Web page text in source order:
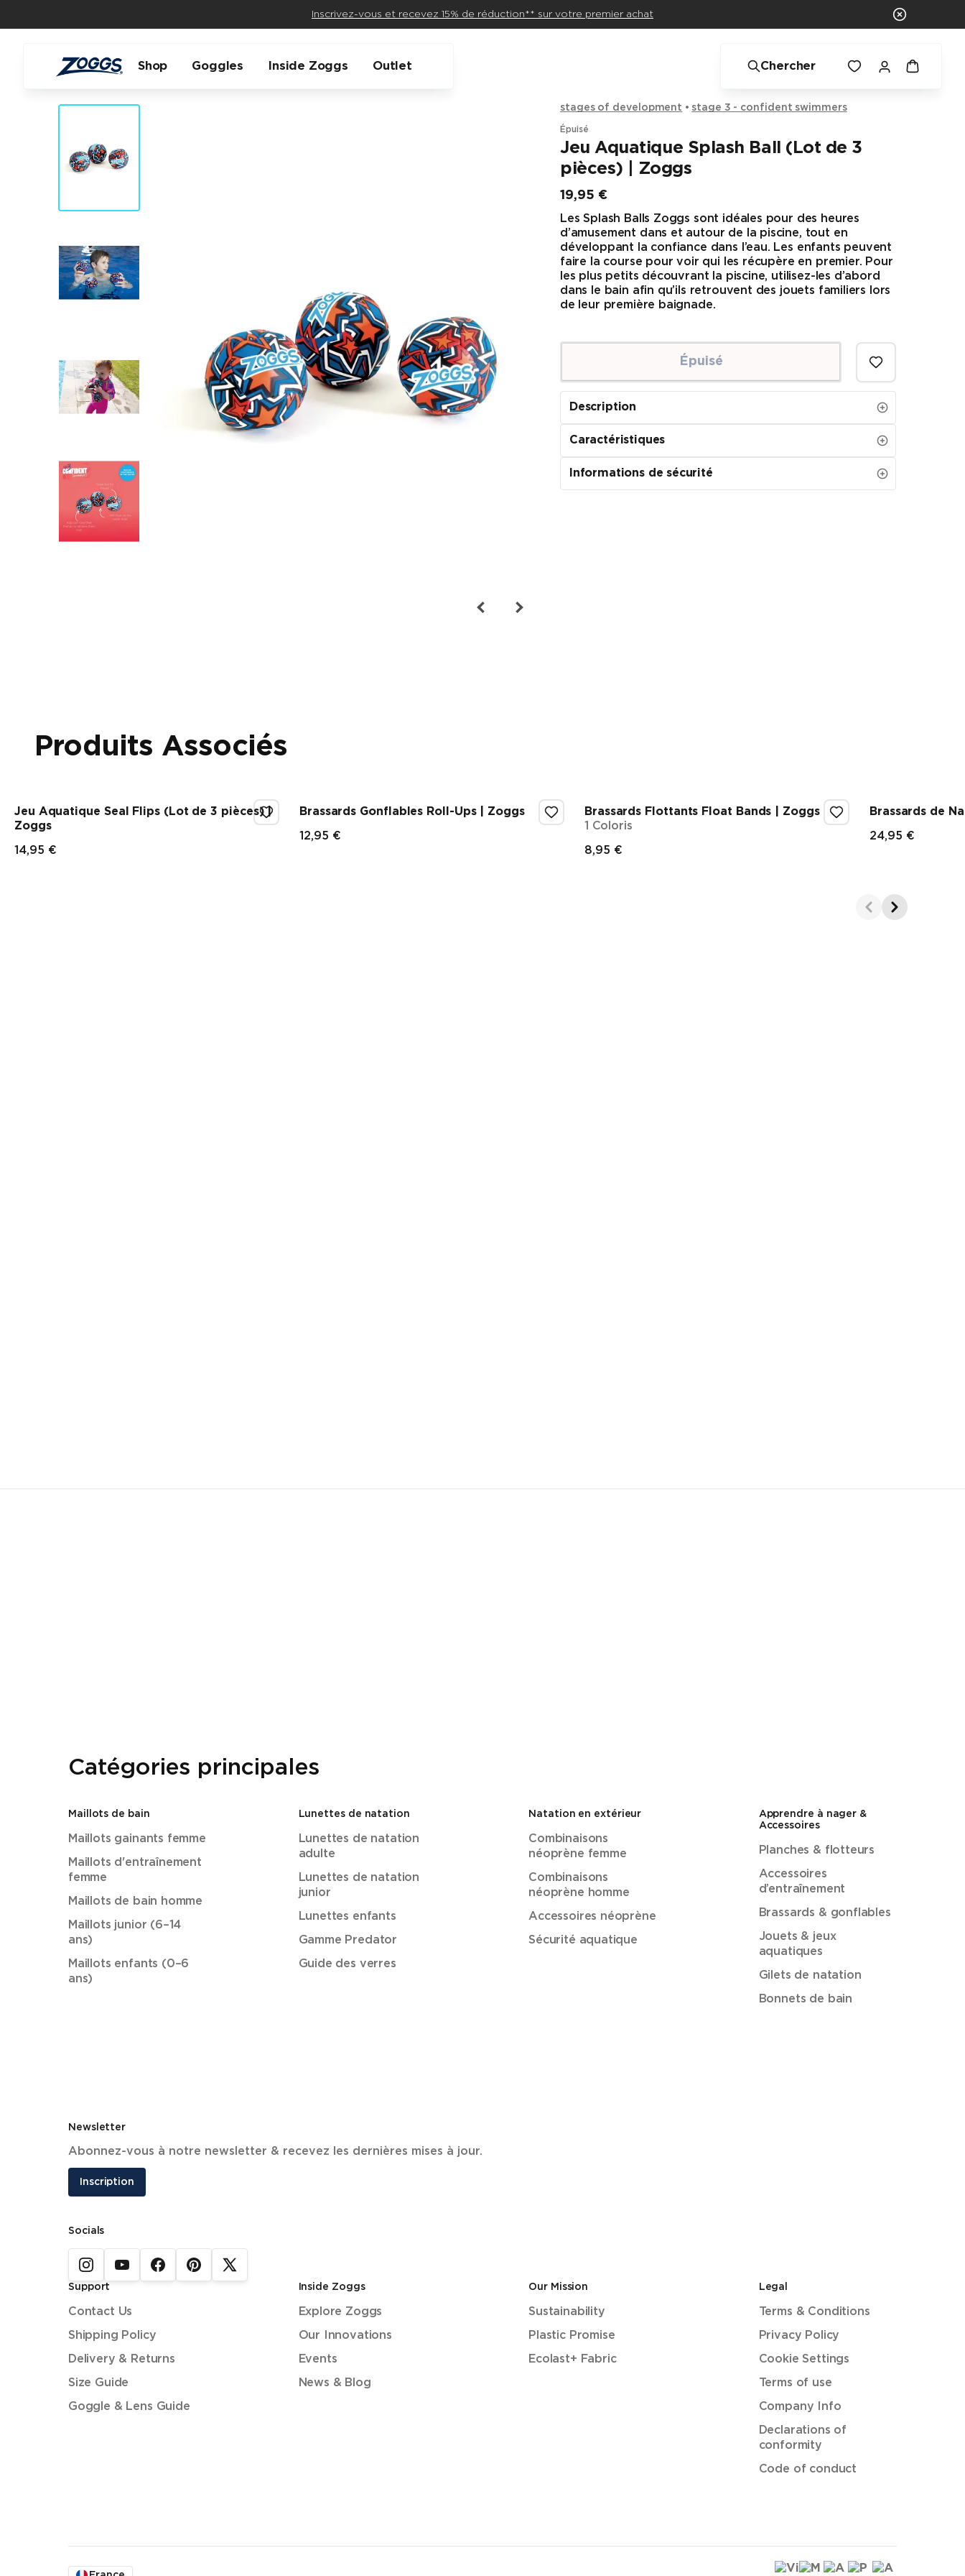
Inscrivez-vous et recevez 15% de réduction** sur votre premier achat
Shop Goggles Inside Zoggs Outlet Chercher
stages of development stage 3 - confident swimmers
Épuisé
Jeu Aquatique Splash Ball (Lot de 3
pièces) | Zoggs
19,95 €
Prix final
Les Splash Balls Zoggs sont idéales pour des heures
d’amusement dans et autour de la piscine, tout en
développant la confiance dans l’eau. Les enfants peuvent
faire la course pour voir qui les récupère en premier. Pour
les plus petits découvrant la piscine, utilisez-les d’abord
dans le bain afin qu’ils retrouvent des jouets familiers lors
de leur première baignade.
Épuisé
Description
Caractéristiques
Informations de sécurité
Produits Associés
Jeu Aquatique Seal Flips (Lot de 3 pièces) |
Zoggs
14,95 €
Brassards Gonflables Roll-Ups | Zoggs
12,95 €
Brassards Flottants Float Bands | Zoggs
1 Coloris
8,95 €
Brassards de
24,95 €
Catégories principales
Maillots de bain
Maillots gainants femme
Maillots d'entraînement
femme
Maillots de bain homme
Maillots junior (6–14
ans)
Maillots enfants (0–6
ans)
Lunettes de natation
Lunettes de natation
adulte
Lunettes de natation
junior
Lunettes enfants
Gamme Predator
Guide des verres
Natation en extérieur
Combinaisons
néoprène femme
Combinaisons
néoprène homme
Accessoires néoprène
Sécurité aquatique
Apprendre à nager &
Accessoires
Planches & flotteurs
Accessoires
d’entraînement
Brassards & gonflables
Jouets & jeux
aquatiques
Gilets de natation
Bonnets de bain
Newsletter
Abonnez-vous à notre newsletter & recevez les dernières mises à jour.
Inscription
Socials
Support
Contact Us
Shipping Policy
Delivery & Returns
Size Guide
Goggle & Lens Guide
Inside Zoggs
Explore Zoggs
Our Innovations
Events
News & Blog
Our Mission
Sustainability
Plastic Promise
Ecolast+ Fabric
Legal
Terms & Conditions
Privacy Policy
Cookie Settings
Terms of use
Company Info
Declarations of
conformity
Code of conduct